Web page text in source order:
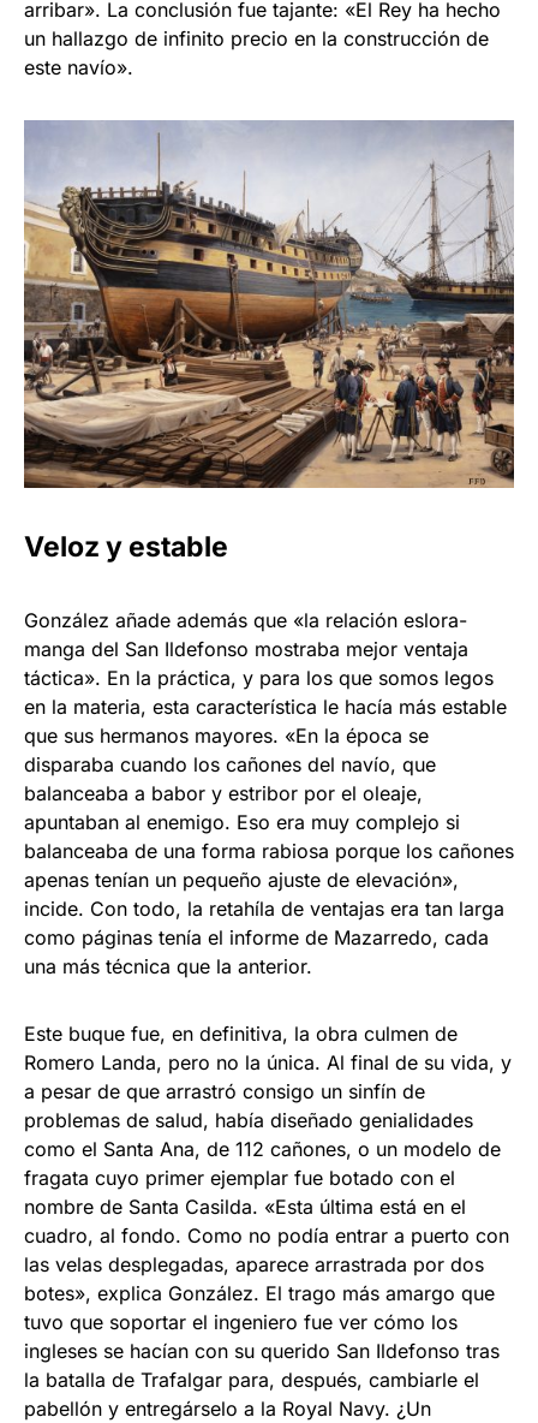
arribar». La conclusión fue tajante: «El Rey ha hecho
un hallazgo de infinito precio en la construcción de
este navío».
Veloz y estable
González añade además que «la relación eslora-
manga del San Ildefonso mostraba mejor ventaja
táctica». En la práctica, y para los que somos legos
en la materia, esta característica le hacía más estable
que sus hermanos mayores. «En la época se
disparaba cuando los cañones del navío, que
balanceaba a babor y estribor por el oleaje,
apuntaban al enemigo. Eso era muy complejo si
balanceaba de una forma rabiosa porque los cañones
apenas tenían un pequeño ajuste de elevación»,
incide. Con todo, la retahíla de ventajas era tan larga
como páginas tenía el informe de Mazarredo, cada
una más técnica que la anterior.
Este buque fue, en definitiva, la obra culmen de
Romero Landa, pero no la única. Al final de su vida, y
a pesar de que arrastró consigo un sinfín de
problemas de salud, había diseñado genialidades
como el Santa Ana, de 112 cañones, o un modelo de
fragata cuyo primer ejemplar fue botado con el
nombre de Santa Casilda. «Esta última está en el
cuadro, al fondo. Como no podía entrar a puerto con
las velas desplegadas, aparece arrastrada por dos
botes», explica González. El trago más amargo que
tuvo que soportar el ingeniero fue ver cómo los
ingleses se hacían con su querido San Ildefonso tras
la batalla de Trafalgar para, después, cambiarle el
pabellón y entregárselo a la Royal Navy. ¿Un